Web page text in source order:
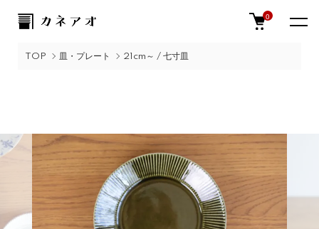
0
TOP 皿・プレート 21cm～ / 七寸皿